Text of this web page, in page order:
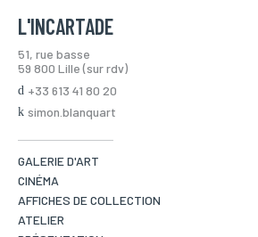
L'INCARTADE
51, rue basse
59 800 Lille (sur rdv)
+33 613 41 80 20
simon.blanquart
GALERIE D'ART
CINÉMA
AFFICHES DE COLLECTION
ATELIER